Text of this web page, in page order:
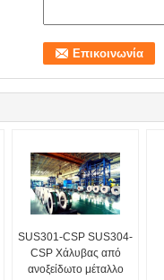
SUS301-CSP SUS304-
CSP Χάλυβας από
ανοξείδωτο μέταλλο